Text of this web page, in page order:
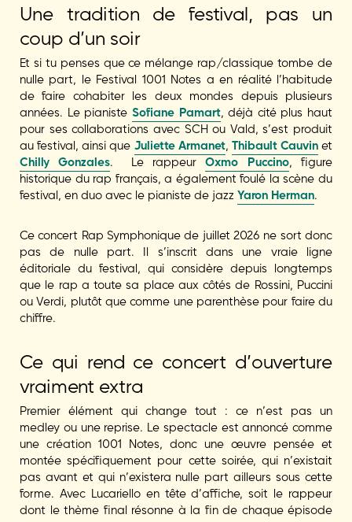
Une tradition de festival, pas un
coup d’un soir
Et si tu penses que ce mélange rap/classique tombe de
nulle part, le Festival 1001 Notes a en réalité l’habitude
de faire cohabiter les deux mondes depuis plusieurs
années. Le pianiste Sofiane Pamart, déjà cité plus haut
pour ses collaborations avec SCH ou Vald, s’est produit
au festival, ainsi que Juliette Armanet, Thibault Cauvinet
Chilly Gonzales. Le rappeurOxmo Puccino, figure
historique du rap français, a également foulé la scène du
festival, en duo avec le pianiste de jazz Yaron Herman.
Ce concert Rap Symphonique de juillet 2026 ne sort donc
pas de nulle part. Il s’inscrit dans une vraie ligne
éditoriale du festival, qui considère depuis longtemps
que le rap a toute sa place aux côtés de Rossini, Puccini
ou Verdi, plutôt que comme une parenthèse pour faire du
chiffre.
Ce qui rend ce concert d’ouverture
vraiment extra
Premier élément qui change tout : ce n’est pas un
medley ou une reprise. Le spectacle est annoncé comme
une création 1001 Notes, donc une œuvre pensée et
montée spécifiquement pour cette soirée, qui n’existait
pas avant et qui n’existera nulle part ailleurs sous cette
forme. Avec Lucariello en tête d’affiche, soit le rappeur
dont le thème final résonne à la fin de chaque épisode